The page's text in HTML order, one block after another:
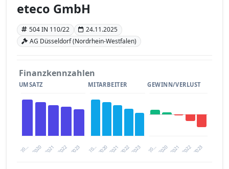
eteco GmbH
504 IN 110/22
24.11.2025
AG Düsseldorf (Nordrhein-Westfalen)
Finanzkennzahlen
UMSATZ
20… 2021 2023
2020 2022
MITARBEITER
20… 2021 2023
2020 2022
GEWINN/VERLUST
20… 2021 2023
2020 2022